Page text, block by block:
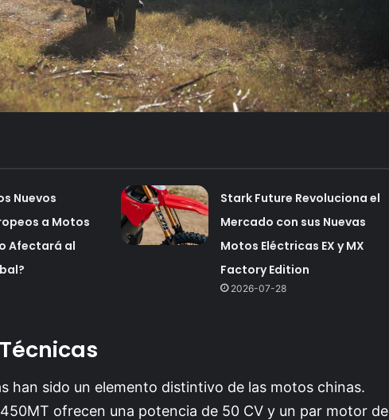
Nuevos
a Motos
Afectará al
Stark Future Revoluciona el
Mercado con sus Nuevas
Motos Eléctricas EX y MX
Factory Edition
2026-07-28
han sido un elemento distintivo de las motos chinas.
ofrecen una potencia de 50 CV y un par motor de